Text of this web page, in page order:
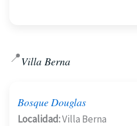
📍Villa Berna
Bosque Douglas
Localidad:Villa Berna